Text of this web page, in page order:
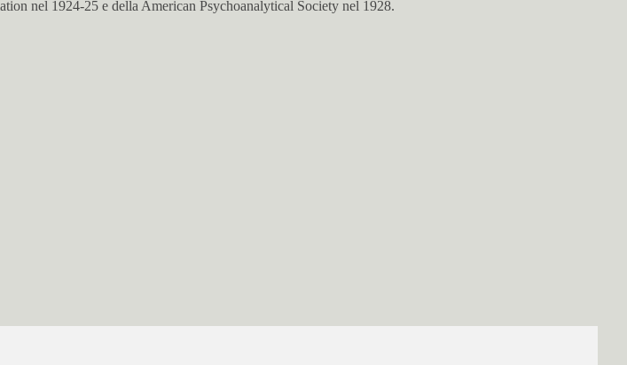
nel 1924-25 e della American Psychoanalytical Society nel 1928.